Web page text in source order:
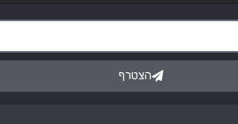
הצטרף